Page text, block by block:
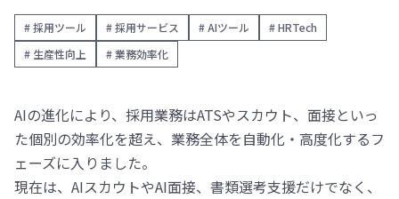
# 採用ツール # 採用サービス # AIツール
# HRTech
# 生産性向上
# 業務効率化
AIの進化により、採用業務はATSやスカウト、面接といっ
た個別の効率化を超え、業務全体を自動化・高度化するフ
ェーズに入りました。
現在は、AIスカウトやAI面接、書類選考支援だけでなく、